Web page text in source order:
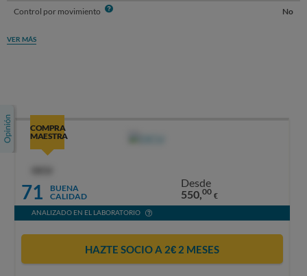
Control por movimiento Info No
VER MÁS
COMPRA
MAESTRA
71
BUENA
CALIDAD
Desde
550,00 €
ANALIZADO EN EL LABORATORIO
HAZTE SOCIO A 2€ 2 MESES